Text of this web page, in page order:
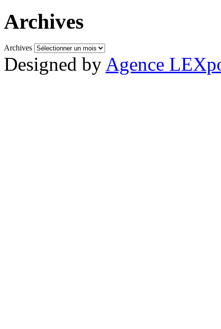
Archives
Archives
Designed by Agence